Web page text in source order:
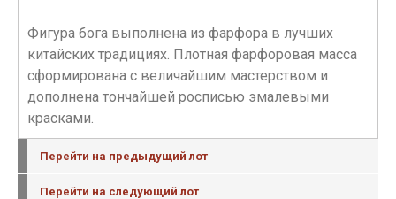
Фигура бога выполнена из фарфора в лучших
китайских традициях. Плотная фарфоровая масса
сформирована с величайшим мастерством и
дополнена тончайшей росписью эмалевыми
красками.
Перейти на предыдущий лот
Перейти на следующий лот